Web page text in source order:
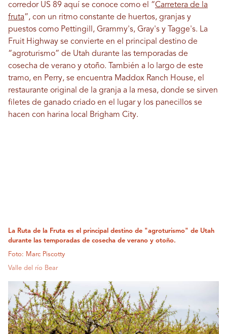
corredor US 89 aquí se conoce como el “Carretera de la
fruta”, con un ritmo constante de huertos, granjas y
puestos como Pettingill, Grammy's, Gray's y Tagge's. La
Fruit Highway se convierte en el principal destino de
“agroturismo” de Utah durante las temporadas de
cosecha de verano y otoño. También a lo largo de este
tramo, en Perry, se encuentra Maddox Ranch House, el
restaurante original de la granja a la mesa, donde se sirven
filetes de ganado criado en el lugar y los panecillos se
hacen con harina local Brigham City.
La Ruta de la Fruta es el principal destino de "agroturismo" de Utah
durante las temporadas de cosecha de verano y otoño.
Foto: Marc Piscotty
Valle del río Bear